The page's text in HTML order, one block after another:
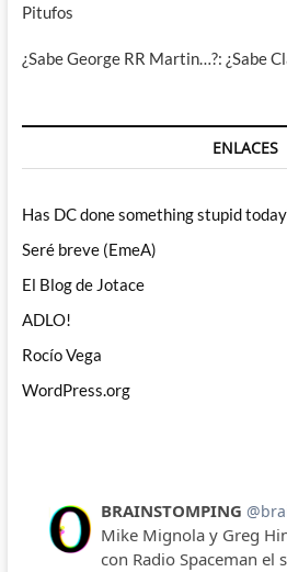
Pitufos
¿Sabe George RR Martin…?: ¿Sabe
ENLACES
Has DC done something stupid
Seré breve (EmeA)
El Blog de Jotace
ADLO!
Rocío Vega
WordPress.org